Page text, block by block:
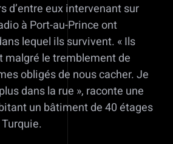
d’entre eux intervenant sur
à Port-au-Prince ont
lequel ils survivent. « Ils
malgré le tremblement de
obligés de nous cacher. Je
dans la rue », raconte une
un bâtiment de 40 étages